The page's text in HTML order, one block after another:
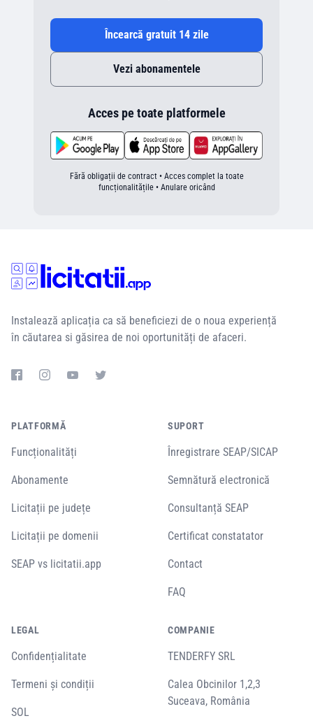
Încearcă gratuit 14 zile
Vezi abonamentele
Acces pe toate platformele
Fără obligații de contract • Acces complet la toate
funcționalitățile • Anulare oricând
Instalează aplicația ca să beneficiezi de o noua experiență
în căutarea si găsirea de noi oportunități de afaceri.
PLATFORMĂ
Funcționalități
Abonamente
Licitații pe județe
Licitații pe domenii
SEAP vs licitatii.app
SUPORT
Înregistrare SEAP/SICAP
Semnătură electronică
Consultanță SEAP
Certificat constatator
Contact
FAQ
LEGAL
Confidențialitate
Termeni și condiții
SOL
COMPANIE
TENDERFY SRL
Calea Obcinilor 1,2,3
Suceava, România